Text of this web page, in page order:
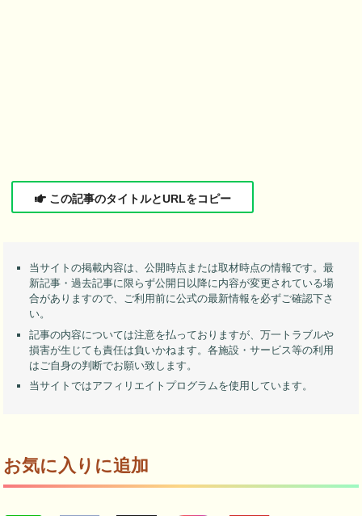
この記事のタイトルとURLをコピー
当サイトの掲載内容は、公開時点または取材時点の情報です。最
新記事・過去記事に限らず公開日以降に内容が変更されている場
合がありますので、ご利用前に公式の最新情報を必ずご確認下さ
い。
記事の内容については注意を払っておりますが、万一トラブルや
損害が生じても責任は負いかねます。各施設・サービス等の利用
はご自身の判断でお願い致します。
当サイトではアフィリエイトプログラムを使用しています。
お気に入りに追加